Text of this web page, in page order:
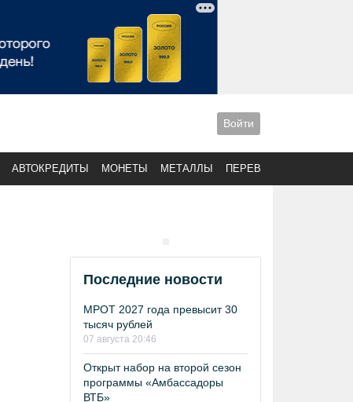
Войти
АВТОКРЕДИТЫ МОНЕТЫ МЕТАЛЛЫ ПЕРЕВОДЫ
Последние новости
МРОТ 2027 года превысит 30
тысяч рублей
07 августа 20:46
Открыт набор на второй сезон
программы «Амбассадоры
ВТБ»